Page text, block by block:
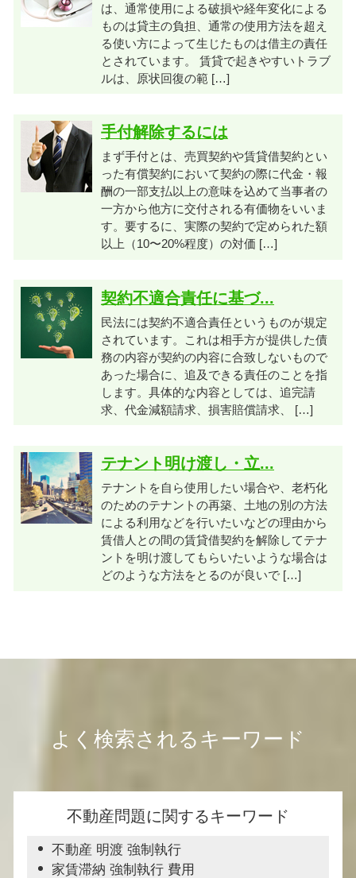
は、通常使用による破損や経年変化による
ものは貸主の負担、通常の使用方法を超え
る使い方によって生じたものは借主の責任
とされています。 賃貸で起きやすいトラブ
ルは、原状回復の範 […]
手付解除するには
まず手付とは、売買契約や賃貸借契約とい
った有償契約において契約の際に代金・報
酬の一部支払以上の意味を込めて当事者の
一方から他方に交付される有価物をいいま
す。要するに、実際の契約で定められた額
以上（10〜20%程度）の対価 […]
契約不適合責任に基づ...
民法には契約不適合責任というものが規定
されています。これは相手方が提供した債
務の内容が契約の内容に合致しないもので
あった場合に、追及できる責任のことを指
します。具体的な内容としては、追完請
求、代金減額請求、損害賠償請求、 […]
テナント明け渡し・立...
テナントを自ら使用したい場合や、老朽化
のためのテナントの再築、土地の別の方法
による利用などを行いたいなどの理由から
賃借人との間の賃貸借契約を解除してテナ
ントを明け渡してもらいたいような場合は
どのような方法をとるのが良いで […]
よく検索されるキーワード
不動産問題に関するキーワード
不動産 明渡 強制執行
家賃滞納 強制執行 費用